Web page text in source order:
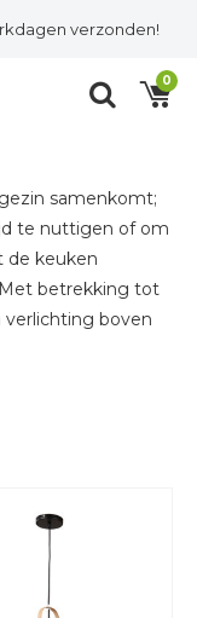
verzonden!
0
samenkomt;
te nuttigen of om
de keuken
betrekking tot
verlichting boven